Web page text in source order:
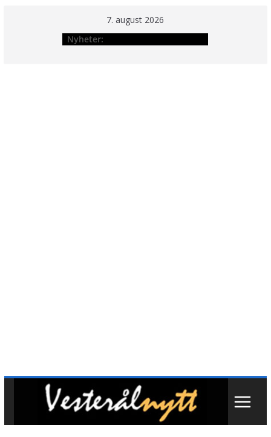
7. august 2026
Nyheter: